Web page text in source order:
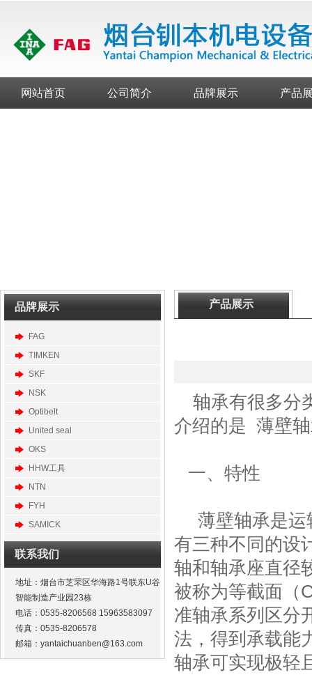
网站首页 公司简介 品牌展示 产品
品牌展示
FAG
TIMKEN
SKF
NSK
Optibelt
United seal
OKS
HHW工具
NTN
FYH
SAMICK
联系我们
地址：烟台市芝罘区华海路1号联东U谷
智能制造产业园23栋
电话：0535-8206568 15963583097
传真：0535-8206578
邮箱：yantaichuanben@163.com
产品展示
轴承有很多分
介绍的是 薄壁
一、特性
薄壁轴承是运
有三种不同的设
轴和轴承座直径
被称为等截面（
准轴承系列区分
法，得到承载能
轴承可实现极轻